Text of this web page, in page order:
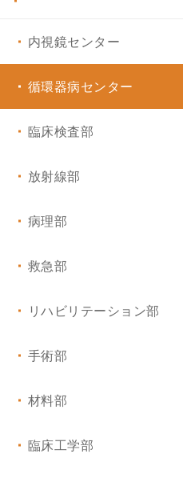
脳神経内科
糖尿病・内分泌内科
内視鏡センター
循環器病センター
臨床検査部
放射線部
病理部
救急部
リハビリテーション部
手術部
材料部
臨床工学部